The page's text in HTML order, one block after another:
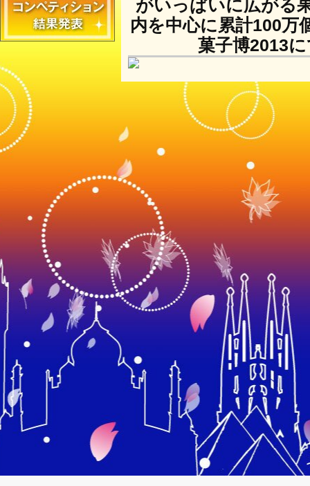
がいっぱいに広がる
内を中心に累計100万
菓子博2013